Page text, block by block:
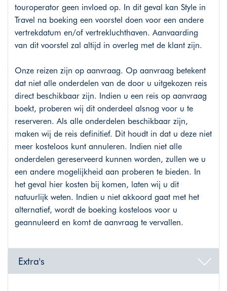
touroperator geen invloed op. In dit geval kan Style in
Travel na boeking een voorstel doen voor een andere
vertrekdatum en/of vertrekluchthaven. Aanvaarding
van dit voorstel zal altijd in overleg met de klant zijn.
Onze reizen zijn op aanvraag. Op aanvraag betekent
dat niet alle onderdelen van de door u uitgekozen reis
direct beschikbaar zijn. Indien u een reis op aanvraag
boekt, proberen wij dit onderdeel alsnog voor u te
reserveren. Als alle onderdelen beschikbaar zijn,
maken wij de reis definitief. Dit houdt in dat u deze niet
meer kosteloos kunt annuleren. Indien niet alle
onderdelen gereserveerd kunnen worden, zullen we u
een andere mogelijkheid aan proberen te bieden. In
het geval hier kosten bij komen, laten wij u dit
natuurlijk weten. Indien u niet akkoord gaat met het
alternatief, wordt de boeking kosteloos voor u
geannuleerd en komt de aanvraag te vervallen.
Extra's